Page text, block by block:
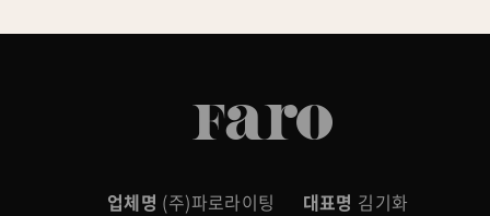
업체명 (주)파로라이팅 대표명 김기화